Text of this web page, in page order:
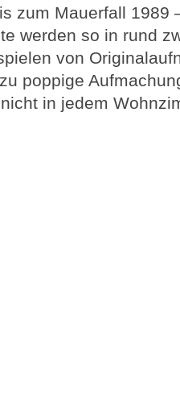
zum Mauerfall 1989
werden so in rund
von
poppige
in jedem